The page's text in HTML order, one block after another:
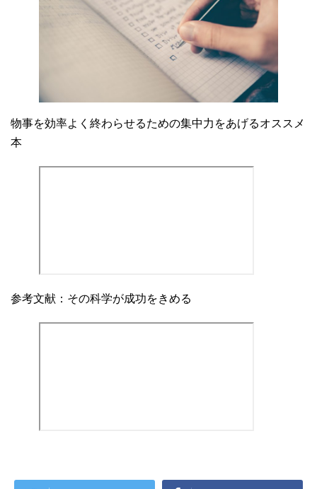
物事を効率よく終わらせるための集中力をあげるオススメ
本
参考文献：その科学が成功をきめる